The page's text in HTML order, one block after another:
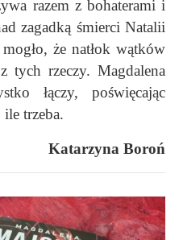
razem z bohaterami i
zagadką śmierci Natalii
że natłok wątków
tych rzeczy. Magdalena
łączy, poświęcając
trzeba.
Katarzyna Boroń